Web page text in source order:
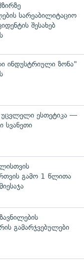
სარეაბილიტაციო
შესახებ
ინდუსტრიული ზონა"
ესთეტიკა —
სვანეთი
გამო 1 წლითა
გამარჯვებულები